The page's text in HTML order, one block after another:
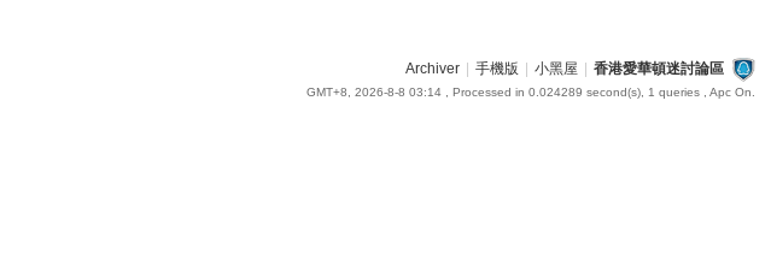
Archiver 手機版 小黑屋 香港愛華頓迷討論區
GMT+8, 2026-8-8 03:14, Processed in 0.024289 second(s), 1 queries , Apc On.